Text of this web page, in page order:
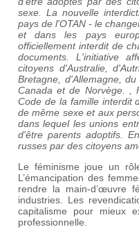
sexe. La nouvelle
pays de l'OTAN - le
et dans les pays
officiellement interdit de
documents. L'initiative
citoyens d'Australie,
Bretagne, d'Allemagne,
Canada et de Norvège. ,
Code de la famille interdit
de même sexe et aux
dans lequel les unions
d'être parents adoptifs.
russes par des citoyens
Le féminisme joue un
L’émancipation des
rendre la main-d’œuvre
industries. Les
capitalisme pour mieux
professionnelle.